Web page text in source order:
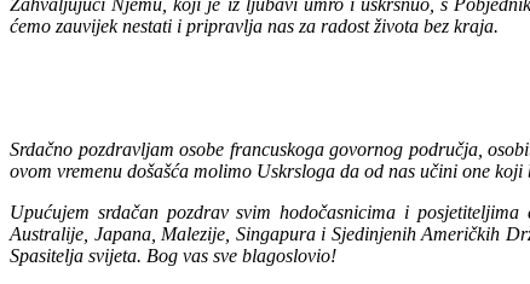
ćemo zauvijek nestati i pripravlja nas za radost života bez kraja.
Srdačno pozdravljam osobe francuskoga govornog područja,
ovom vremenu došašća molimo Uskrsloga da od nas učini one
Upućujem srdačan pozdrav svim hodočasnicima i
Australije, Japana, Malezije, Singapura i Sjedinjenih Američkih
Spasitelja svijeta. Bog vas sve blagoslovio!